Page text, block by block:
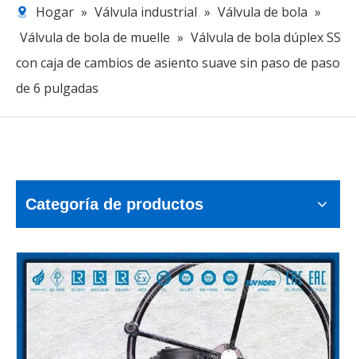
Hogar » Válvula industrial » Válvula de bola »
Válvula de bola de muelle » Válvula de bola dúplex SS
con caja de cambios de asiento suave sin paso de paso
de 6 pulgadas
Categoría de productos